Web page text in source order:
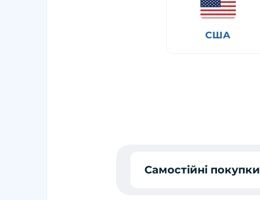
США
Самостійні покупки